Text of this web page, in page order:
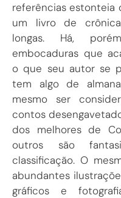
referências estonteia
um livro de
longas. Há,
embocaduras que
o que seu autor se
tem algo de
mesmo ser
contos
dos melhores de
outros são
classificação. O
abundantes
gráficos e